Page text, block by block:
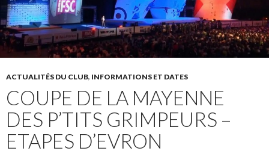
ACTUALITÉS DU CLUB, INFORMATIONS ET DATES
COUPE DE LA MAYENNE
DES P’TITS GRIMPEURS –
ETAPES D’EVRON